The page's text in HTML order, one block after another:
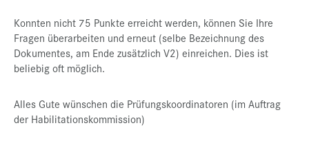
Konnten nicht 75 Punkte erreicht werden, können Sie Ihre
Fragen überarbeiten und erneut (selbe Bezeichnung des
Dokumentes, am Ende zusätzlich V2) einreichen. Dies ist
beliebig oft möglich.
Alles Gute wünschen die Prüfungskoordinatoren (im Auftrag
der Habilitationskommission)